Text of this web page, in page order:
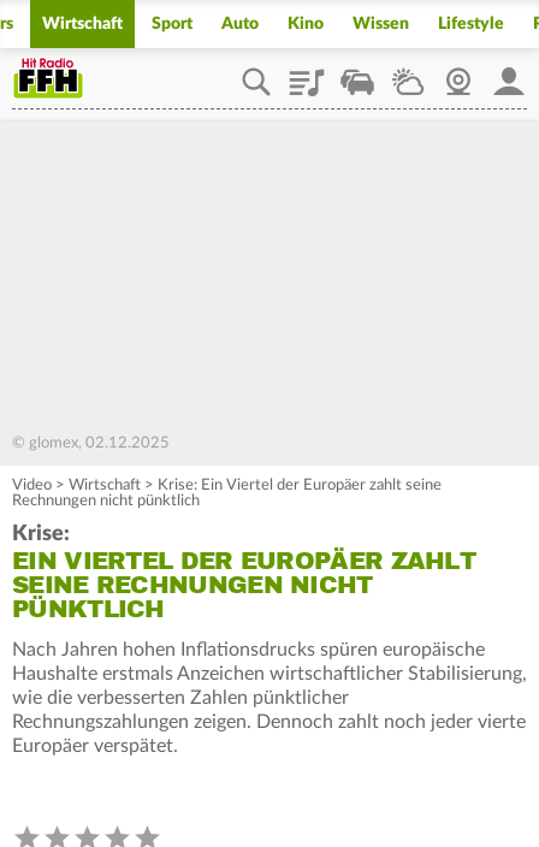
Wirtschaft Sport Auto Kino Wissen Lifestyle
PlaylistStaupilotWetterWebcam
© glomex, 02.12.2025
Video > Wirtschaft > Krise: Ein Viertel der Europäer zahlt seine
Rechnungen nicht pünktlich
Krise:
EIN VIERTEL DER EUROPÄER ZAHLT
SEINE RECHNUNGEN NICHT
PÜNKTLICH
Nach Jahren hohen Inflationsdrucks spüren europäische
Haushalte erstmals Anzeichen wirtschaftlicher Stabilisierung,
wie die verbesserten Zahlen pünktlicher
Rechnungszahlungen zeigen. Dennoch zahlt noch jeder vierte
Europäer verspätet.